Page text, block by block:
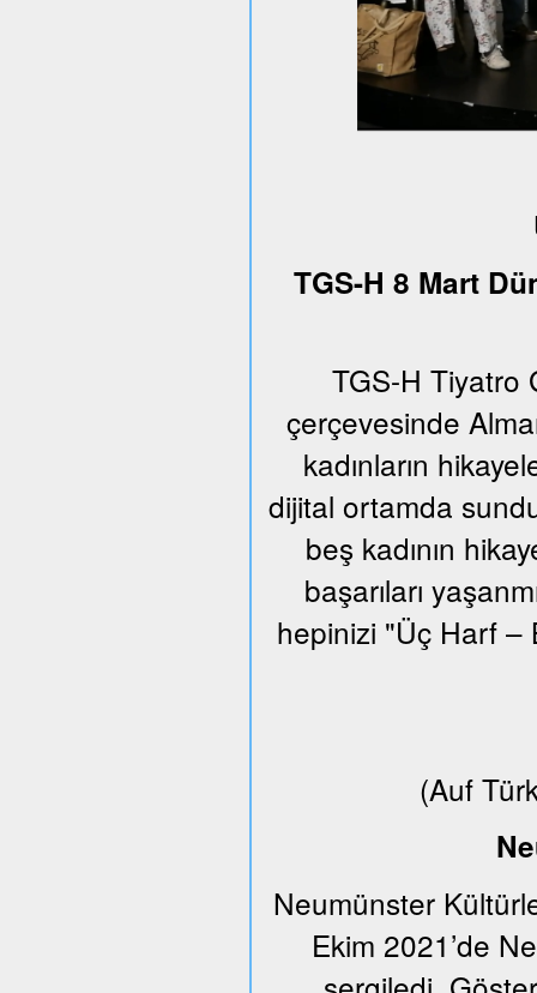
TGS-H 8 Mart
TGS-H Tiyatro
çerçevesinde
kadınların
dijital ortamda
beş kadının
başarıları
hepinizi "Üç Harf –
(Auf
Neumünster
Ekim 2021’de